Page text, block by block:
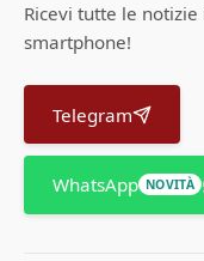
Ricevi tutte le
smartphone!
Telegram
WhatsApp NOVITÀ